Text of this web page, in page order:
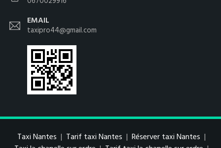
EMAIL
taxipro44@gmail.com
Taxi Nantes | Tarif taxi Nantes | Réserver taxi Nantes |